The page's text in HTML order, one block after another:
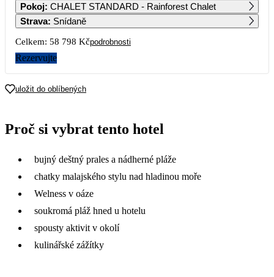
7
38 979
21
38 279
29 399 33 269
Pokoj: CHALET STANDARD - Rainforest Chalet
Strava: Snídaně
Celkem: 58 798 Kčpodrobnosti
Rezervujte
uložit do oblíbených
Proč si vybrat tento hotel
bujný deštný prales a nádherné pláže
chatky malajského stylu nad hladinou moře
Welness v oáze
soukromá pláž hned u hotelu
spousty aktivit v okolí
kulinářské zážítky